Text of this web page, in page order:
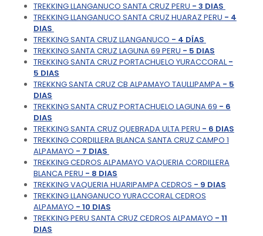
TREKKING LLANGANUCO SANTA CRUZ PERU - 3 DIAS
TREKKING LLANGANUCO SANTA CRUZ HUARAZ PERU - 4
DIAS
TREKKING SANTA CRUZ LLANGANUCO - 4 DÍAS
TREKKING SANTA CRUZ LAGUNA 69 PERU - 5 DIAS
TREKKING SANTA CRUZ PORTACHUELO YURACCORAL-
5 DIAS
TREKKNG SANTA CRUZ CB ALPAMAYO TAULLIPAMPA - 5
DIAS
TREKKING SANTA CRUZ PORTACHUELO LAGUNA 69 - 6
DIAS
TREKKING SANTA CRUZ QUEBRADA ULTA PERU - 6 DIAS
TREKKING CORDILLERA BLANCA SANTA CRUZ CAMPO 1
ALPAMAYO - 7 DIAS
TREKKING CEDROS ALPAMAYO VAQUERIA CORDILLERA
BLANCA PERU - 8 DIAS
TREKKING VAQUERIA HUARIPAMPA CEDROS - 9 DIAS
TREKKING LLANGANUCO YURACCORAL CEDROS
ALPAMAYO - 10 DIAS
TREKKING PERU SANTA CRUZ CEDROS ALPAMAYO - 11
DIAS